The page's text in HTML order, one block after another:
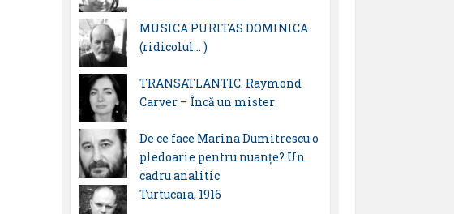
MUSICA PURITAS DOMINICA
(ridicolul… )
TRANSATLANTIC. Raymond
Carver – Încă un mister
De ce face Marina Dumitrescu o
pledoarie pentru nuanțe? Un
cadru analitic
Turtucaia, 1916